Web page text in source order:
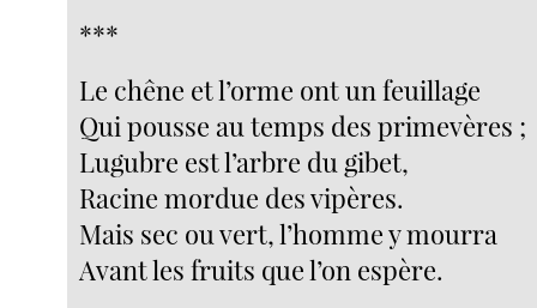
***
Le chêne et l’orme ont un feuillage
Qui pousse au temps des primevères ;
Lugubre est l’arbre du gibet,
Racine mordue des vipères.
Mais sec ou vert, l’homme y mourra
Avant les fruits que l’on espère.